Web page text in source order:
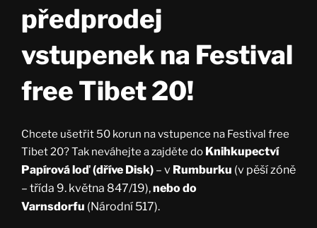
předprodej
vstupenek na Festival
free Tibet 20!
Chcete ušetřit 50 korun na vstupence na Festival free
Tibet 20? Tak neváhejte a zajděte do Knihkupectví
Papírová loď (dříve Disk) – v Rumburku (v pěší zóně
– třída 9. května 847/19),nebo do
Varnsdorfu (Národní 517).